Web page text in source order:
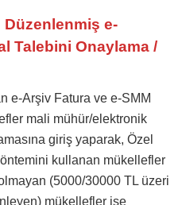
Düzenlenmiş e-
Talebini Onaylama /
e-Arşiv Fatura ve e-SMM
mali mühür/elektronik
giriş yaparak, Özel
kullanan mükellefler
olmayan (5000/30000 TL üzeri
mükellefler ise